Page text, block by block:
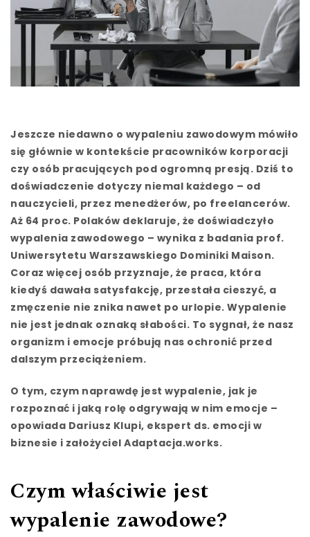
Jeszcze niedawno o wypaleniu zawodowym mówiło
się głównie w kontekście pracowników korporacji
czy osób pracujących pod ogromną presją. Dziś to
doświadczenie dotyczy niemal każdego – od
nauczycieli, przez menedżerów, po freelancerów.
Aż 64 proc. Polaków deklaruje, że doświadczyło
wypalenia zawodowego – wynika z badania prof.
Uniwersytetu Warszawskiego Dominiki Maison.
Coraz więcej osób przyznaje, że praca, która
kiedyś dawała satysfakcję, przestała cieszyć, a
zmęczenie nie znika nawet po urlopie. Wypalenie
nie jest jednak oznaką słabości. To sygnał, że nasz
organizm i emocje próbują nas ochronić przed
dalszym przeciążeniem.
O tym, czym naprawdę jest wypalenie, jak je
rozpoznać i jaką rolę odgrywają w nim emocje –
opowiada Dariusz Klupi, ekspert ds. emocji w
biznesie i założyciel Adaptacja.works.
Czym właściwie jest
wypalenie zawodowe?